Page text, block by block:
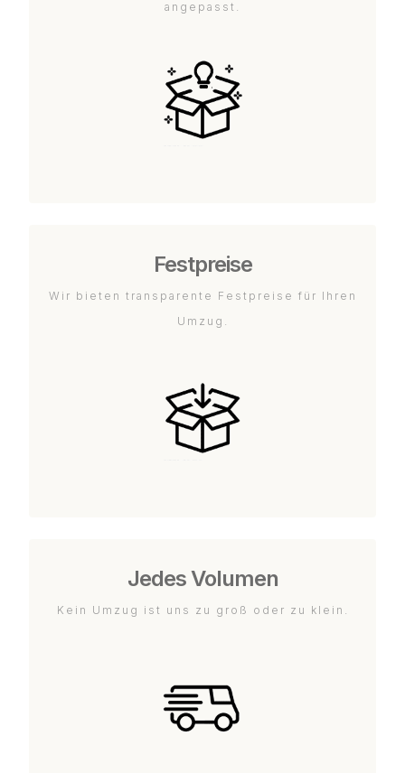
angepasst.
Festpreise
Wir bieten transparente Festpreise für Ihren
Umzug.
Jedes Volumen
Kein Umzug ist uns zu groß oder zu klein.